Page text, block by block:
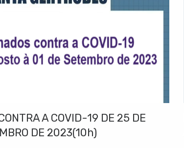
A COVID-19 DE 25 DE
DE 2023(10h)